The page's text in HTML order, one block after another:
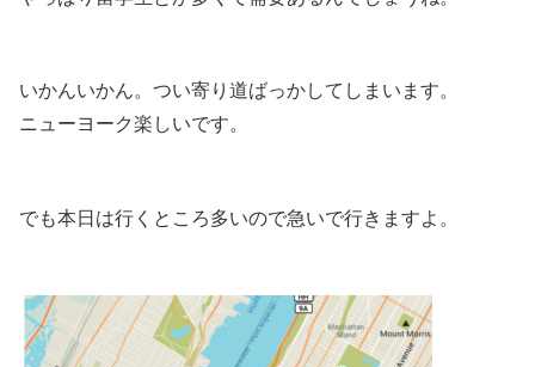
いかんいかん。つい寄り道ばっかしてしまいます。
ニューヨーク楽しいです。
でも本日は行くところ多いので急いで行きますよ。